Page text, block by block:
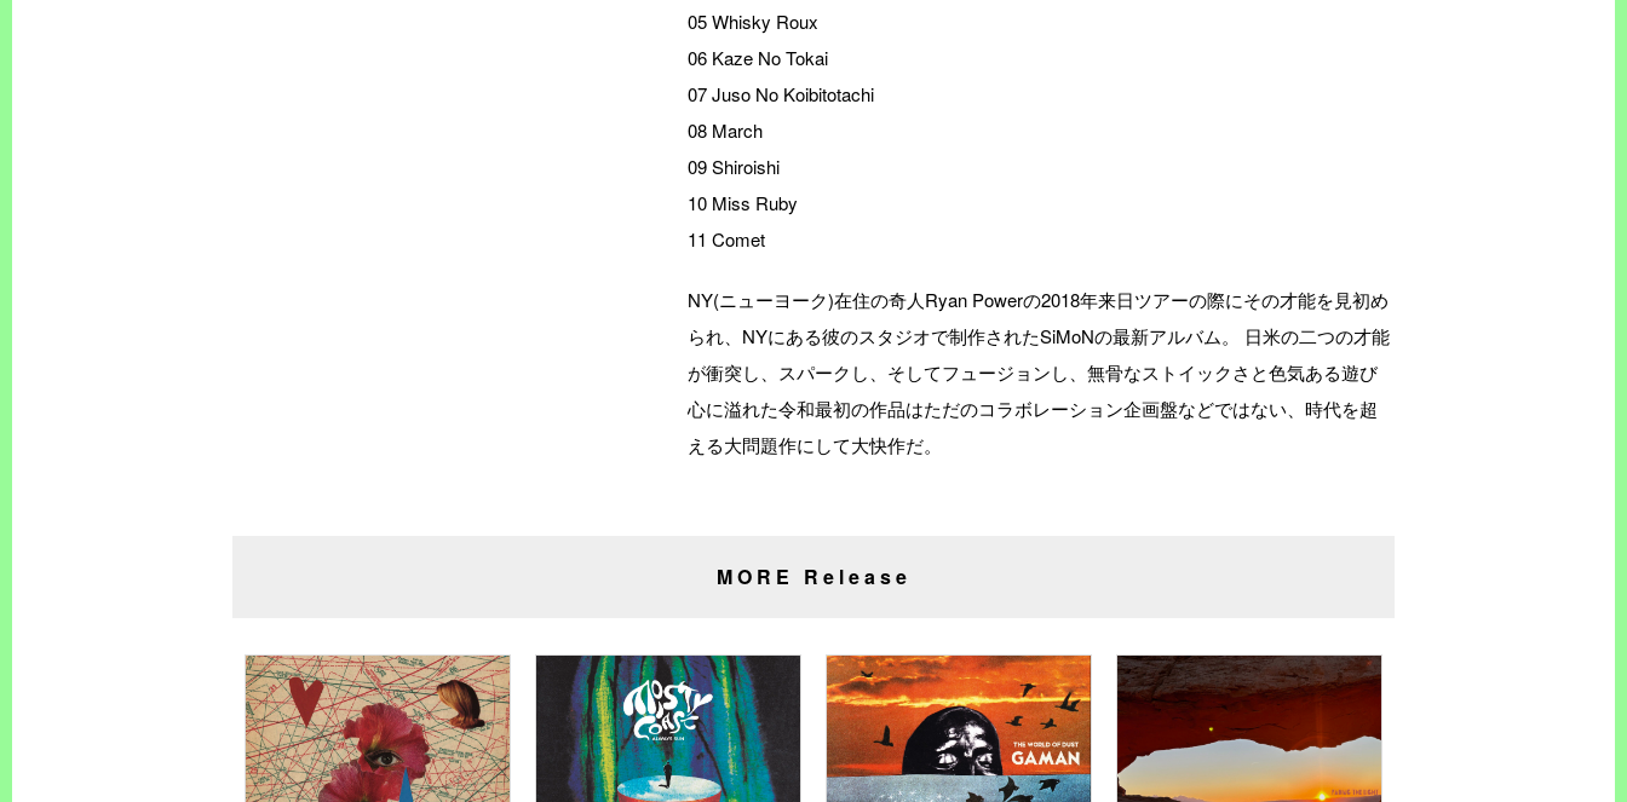
05 Whisky Roux
06 Kaze No Tokai
07 Juso No Koibitotachi
08 March
09 Shiroishi
10 Miss Ruby
11 Comet
NY(ニューヨーク)在住の奇人Ryan Powerの2018年来日ツアーの際にその才能を見初め
られ、NYにある彼のスタジオで制作されたSiMoNの最新アルバム。 日米の二つの才能
が衝突し、スパークし、そしてフュージョンし、無骨なストイックさと色気ある遊び
心に溢れた令和最初の作品はただのコラボレーション企画盤などではない、時代を超
える大問題作にして大快作だ。
MORE Release